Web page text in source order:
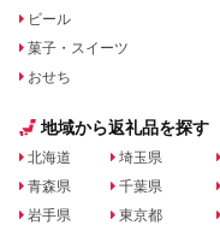
ビール
菓子・スイーツ
おせち
地域から返礼品を探す
北海道
青森県
岩手県
埼玉県
千葉県
東京都